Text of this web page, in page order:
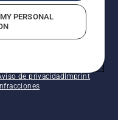
los derechos
de privacidadImprint
PERSONAL